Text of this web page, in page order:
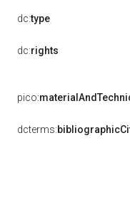
dc:type
dc:rights
pico:
dcterms: